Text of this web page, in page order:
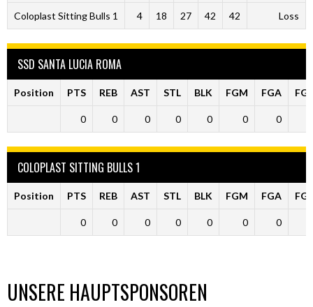
Coloplast Sitting Bulls 1 4 18 27 42 42 Loss
SSD SANTA LUCIA ROMA
Position PTS REB AST STL BLK FGM FGA
0 0 0 0 0 0 0
COLOPLAST SITTING BULLS 1
Position PTS REB AST STL BLK FGM FGA
0 0 0 0 0 0 0
UNSERE HAUPTSPONSOREN